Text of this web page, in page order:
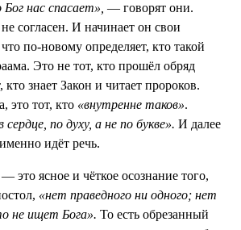
нас спасает», — говорят они.
согласен. И начинает он свои
по-новому определяет, кто такой
Это не тот, кто прошёл обряд
кто знает Закон и читает пророков.
это тот, кто «внутренне таков».
сердце, по духу, а не по букве». И далее
идёт речь.
это ясное и чёткое осознание того,
«нет праведного ни одного; нет
не ищет Бога». То есть обрезанный